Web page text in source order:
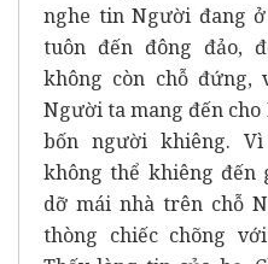
nghe tin Người đang
tuôn đến đông đảo,
không còn chỗ đứng,
Người ta mang đến
bốn người khiêng.
không thể khiêng đến
dỡ mái nhà trên chỗ
thòng chiếc chõng